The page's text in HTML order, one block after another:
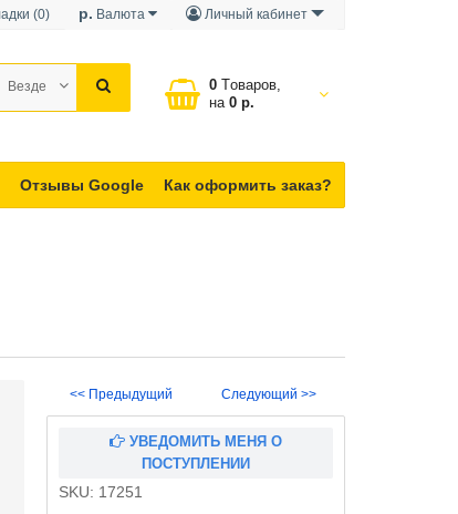
Личный кабинет
р. Валюта
(0)
0 Tоваров,
на
0 р.
Везде
Отзывы Google Как оформить заказ?
<< Предыдущий Следующий >>
УВЕДОМИТЬ МЕНЯ О
ПОСТУПЛЕНИИ
SKU: 17251